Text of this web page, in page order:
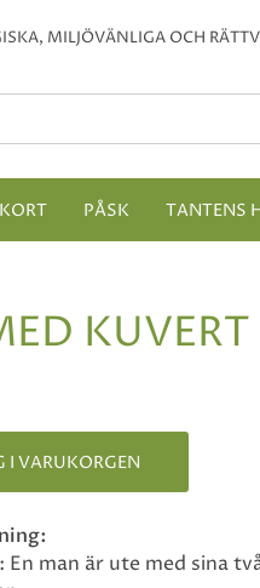
MILJÖVÄNLIGA OCH
PÅSK TANTENS
I VARUKORGEN
man är ute med sina